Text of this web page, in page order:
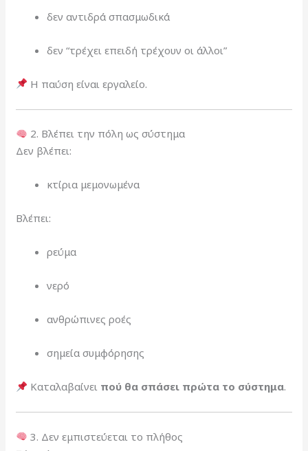
δεν αντιδρά σπασμωδικά
δεν “τρέχει επειδή τρέχουν οι άλλοι”
Η παύση είναι εργαλείο.
2. Βλέπει την πόλη ως σύστημα
Δεν βλέπει:
κτίρια μεμονωμένα
Βλέπει:
ρεύμα
νερό
ανθρώπινες ροές
σημεία συμφόρησης
Καταλαβαίνει πού θα σπάσει πρώτα το σύστημα.
3. Δεν εμπιστεύεται το πλήθος